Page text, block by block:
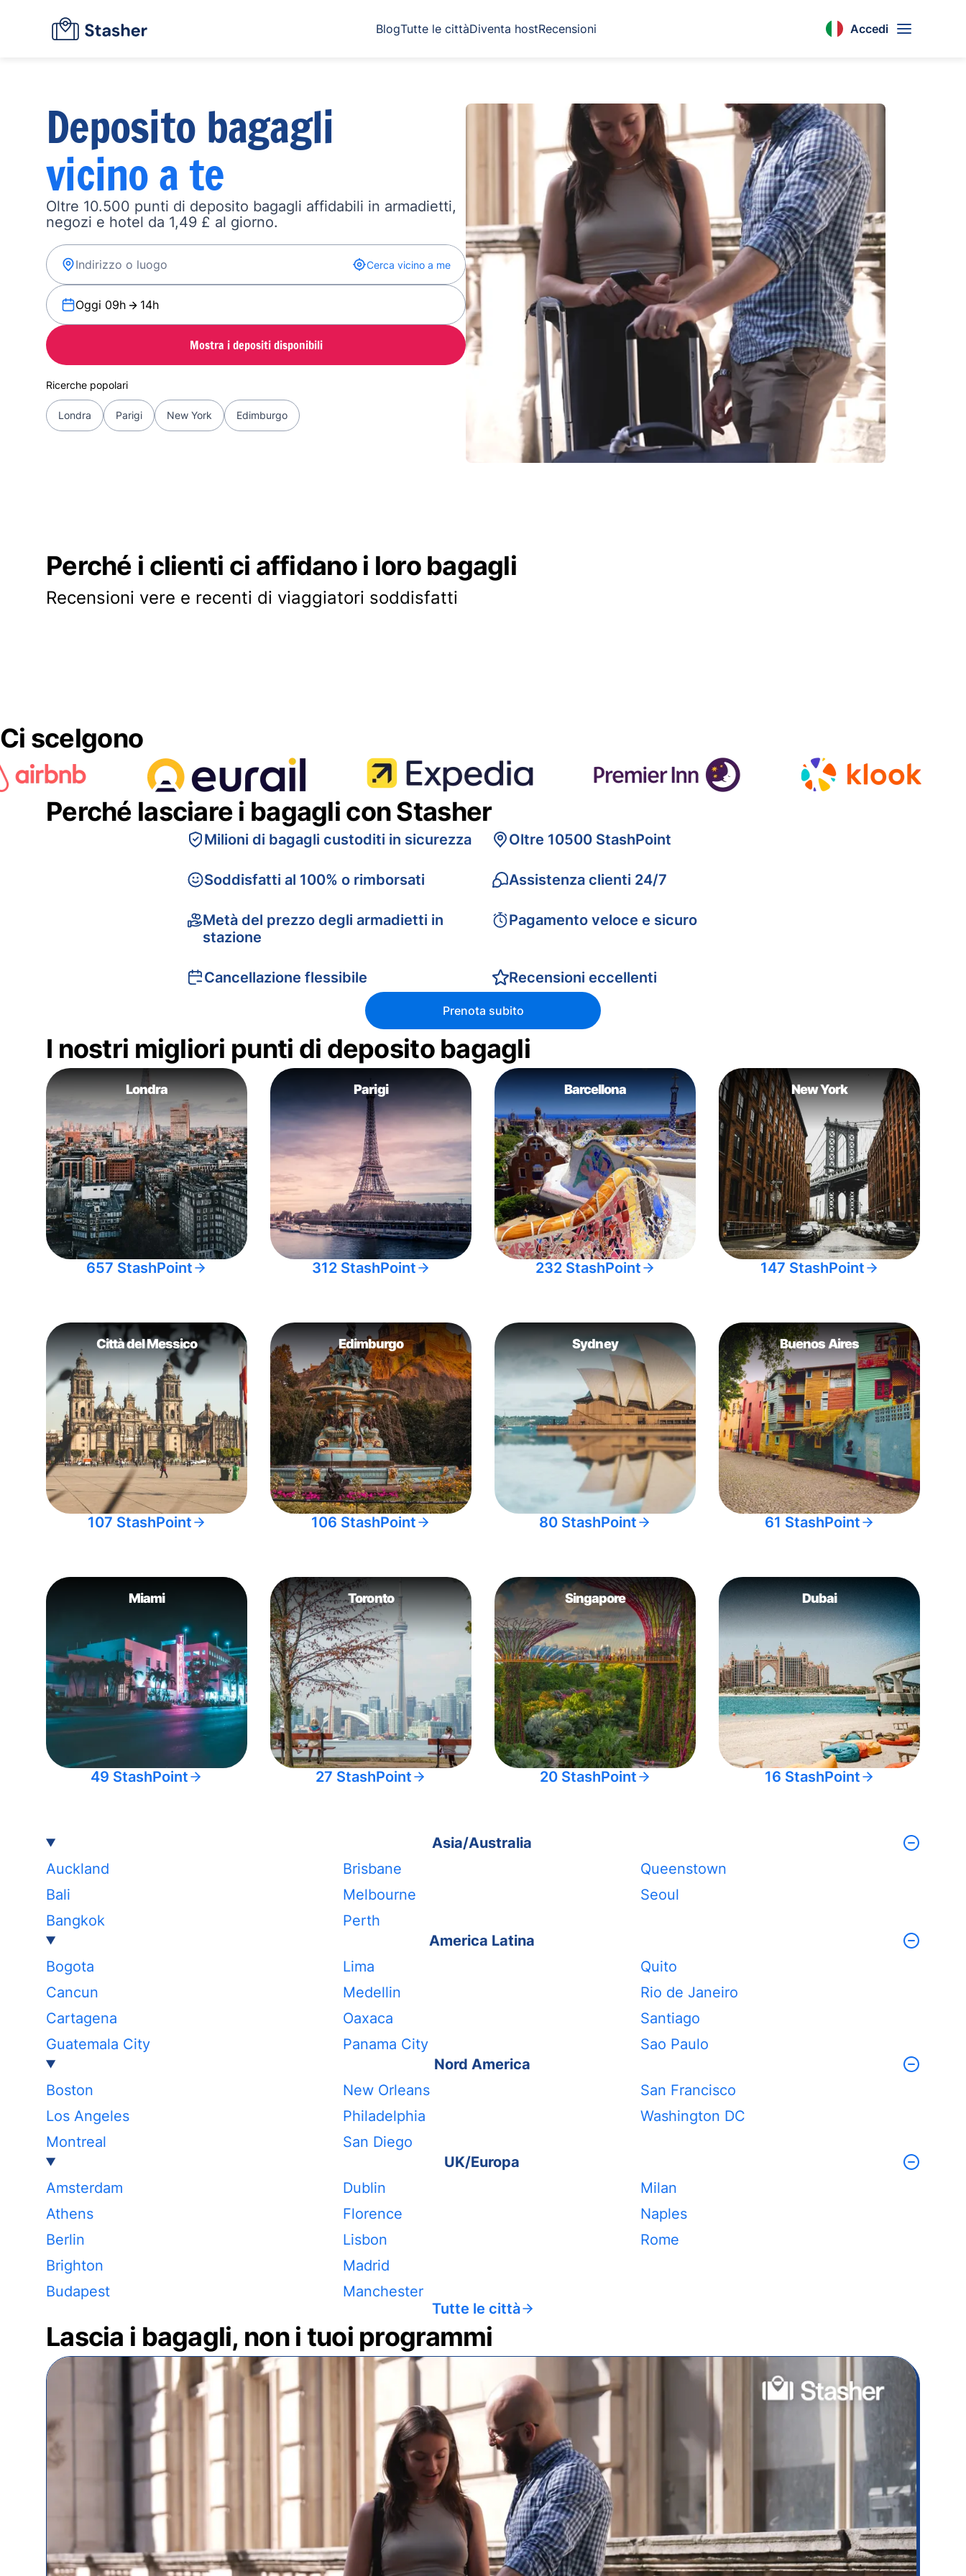
BlogTutte le cittàDiventa hostRecensioni Accedi
Deposito bagagli
vicino a te
Oltre 10.500 punti di deposito bagagli affidabili in armadietti,
negozi e hotel da 1,49 £ al giorno.
Cerca vicino a me
Oggi 09h 14h
Mostra i depositi disponibili
Ricerche popolari
Londra Parigi New York Edimburgo
Perché i clienti ci affidano i loro bagagli
Recensioni vere e recenti di viaggiatori soddisfatti
Ci scelgono
Perché lasciare i bagagli con Stasher
Milioni di bagagli custoditi in sicurezza
Soddisfatti al 100% o rimborsati
Metà del prezzo degli armadietti in
stazione
Cancellazione flessibile
Oltre 10500 StashPoint
Assistenza clienti 24/7
Pagamento veloce e sicuro
Recensioni eccellenti
Prenota subito
I nostri migliori punti di deposito bagagli
Londra
657 StashPoint
Parigi
312 StashPoint
Barcellona
232 StashPoint
New York
147 StashPoint
Città del Messico
107 StashPoint
Edimburgo
106 StashPoint
Sydney
80 StashPoint
Buenos Aires
61 StashPoint
Miami
49 StashPoint
Toronto
27 StashPoint
Singapore
20 StashPoint
Dubai
16 StashPoint
Asia/Australia
Auckland
Bali
Bangkok
Brisbane
Melbourne
Perth
Queenstown
Seoul
America Latina
Bogota
Cancun
Cartagena
Guatemala City
Lima
Medellin
Oaxaca
Panama City
Quito
Rio de Janeiro
Santiago
Sao Paulo
Nord America
Boston
Los Angeles
Montreal
New Orleans
Philadelphia
San Diego
San Francisco
Washington DC
UK/Europa
Amsterdam
Athens
Berlin
Brighton
Budapest
Dublin
Florence
Lisbon
Madrid
Manchester
Milan
Naples
Rome
Tutte le città
Lascia i bagagli, non i tuoi programmi